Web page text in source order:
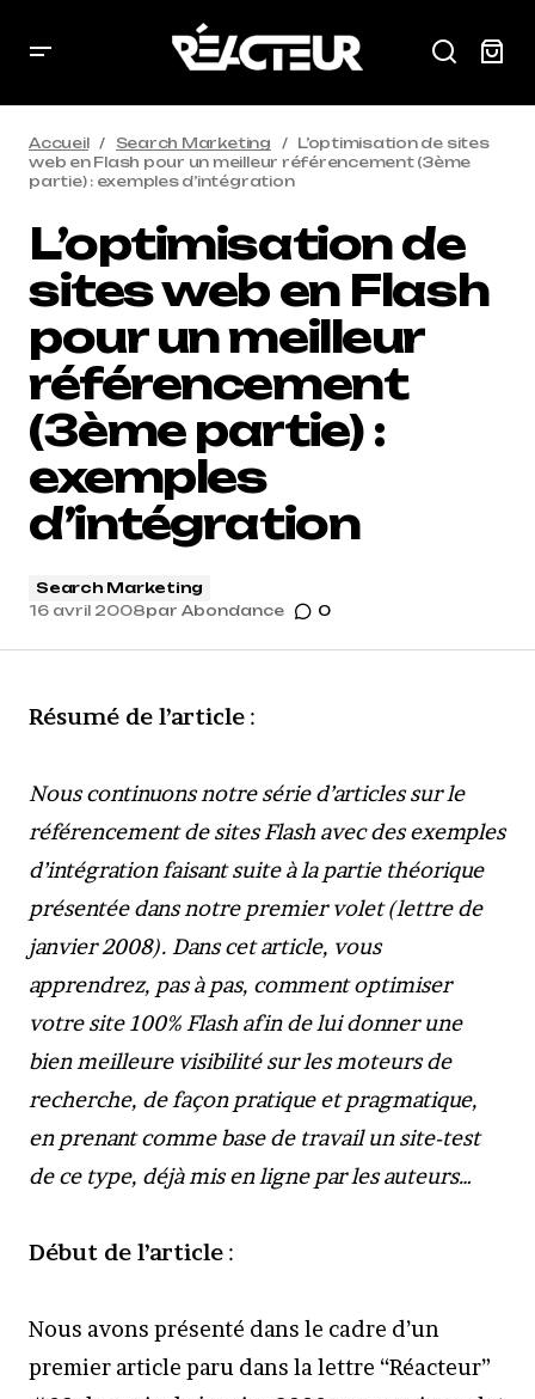
Accueil Search Marketing
L’optimisation de sites
web en Flash pour un meilleur référencement (3ème
partie) : exemples d’intégration
L’optimisation de
sites web en Flash
pour un meilleur
référencement
(3ème partie) :
exemples
d’intégration
Search Marketing
16 avril 2008par Abondance 0
Résumé de l’article :
Nous continuons notre série d’articles sur le
référencement de sites Flash avec des exemples
d’intégration faisant suite à la partie théorique
présentée dans notre premier volet (lettre de
janvier 2008). Dans cet article, vous
apprendrez, pas à pas, comment optimiser
votre site 100% Flash afin de lui donner une
bien meilleure visibilité sur les moteurs de
recherche, de façon pratique et pragmatique,
en prenant comme base de travail un site-test
de ce type, déjà mis en ligne par les auteurs…
Début de l’article :
Nous avons présenté dans le cadre d’un
premier article paru dans la lettre “Réacteur”